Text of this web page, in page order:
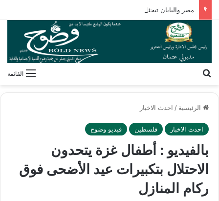
القائمة
الرئيسية / احدث الاخبار
احدث الاخبار فلسطين فيديو وضوح
بالفيديو : أطفال غزة يتحدون
الاحتلال بتكبيرات عيد الأضحى فوق
ركام المنازل